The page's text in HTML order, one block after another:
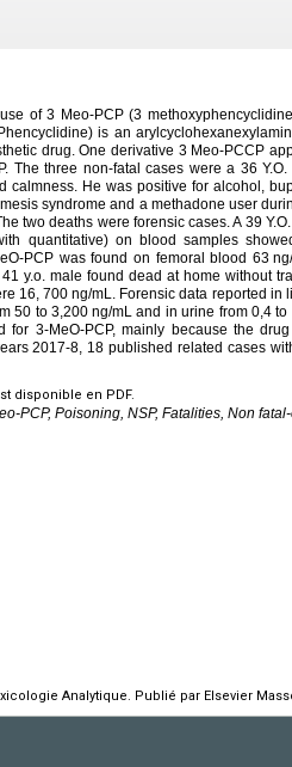
of 3 Meo-PCP (3
is an
drug. One derivative 3 Meo-PCCP
The three non-fatal cases were a 36
calmness. He was positive for alcohol,
syndrome and a methadone user
two deaths were forensic cases. A 39
quantitative) on blood samples
PCP was found on femoral blood 63
y.o. male found dead at home without
16, 700 ng/mL. Forensic data reported in
50 to 3,200 ng/mL and in urine from 0,4 to
for 3-MeO-PCP, mainly because the
2017-8, 18 published related cases
disponible en PDF.
PCP, Poisoning, NSP, Fatalities, Non
Analytique. Publié par Elsevier